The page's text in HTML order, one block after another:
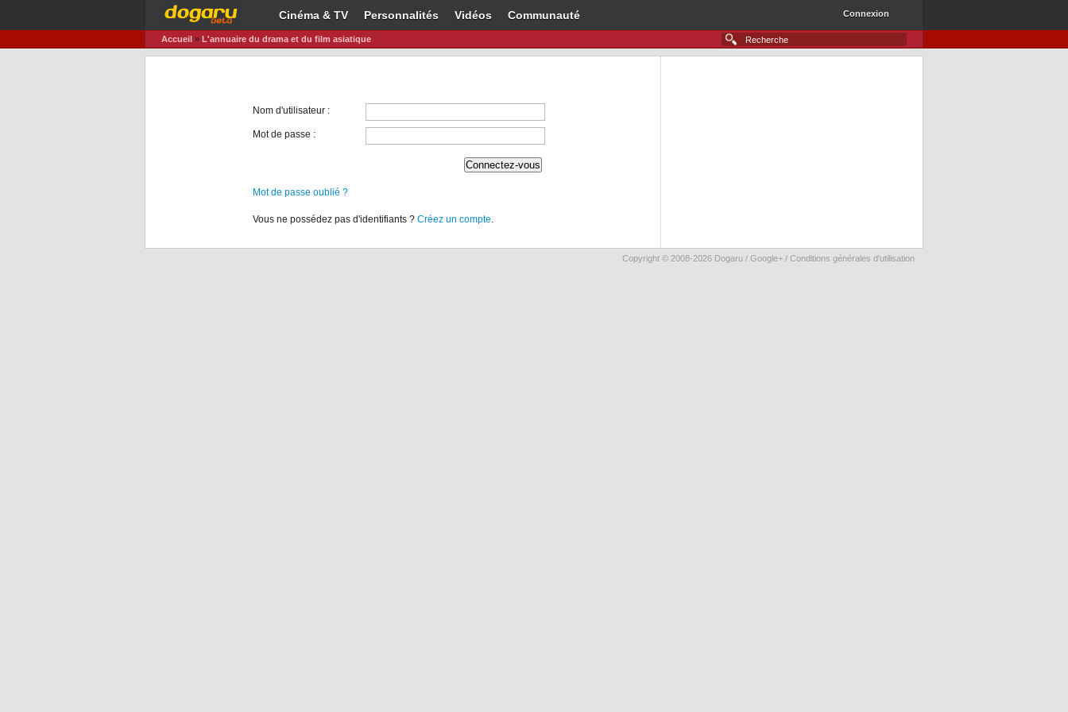
Cinéma & TV Personnalités Vidéos Communauté Connexion
Accueil » L'annuaire du drama et du film asiatique
Nom d'utilisateur :
Mot de passe :
Mot de passe oublié ?
Vous ne possédez pas d'identifiants ? Créez un compte.
Copyright © 2008-2026 Dogaru / Google+ / Conditions générales d'utilisation